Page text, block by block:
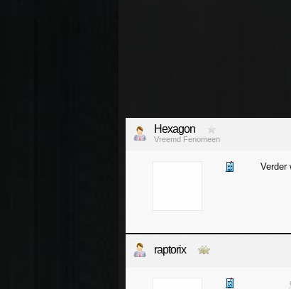
Hexagon
Vreemd Fenomeen
Verder
raptorix